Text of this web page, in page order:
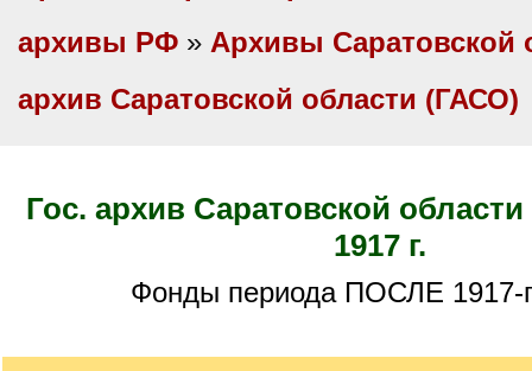
архивы РФ » Архивы Саратовской
архив Саратовской области (ГАСО)
Гос. архив Саратовской области (ГАСО) после
1917 г.
Фонды периода ПОСЛЕ 1917-